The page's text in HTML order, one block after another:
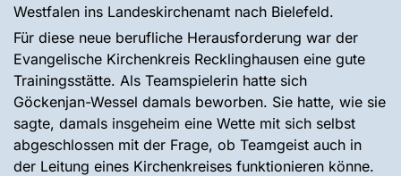
Westfalen ins Landeskirchenamt nach Bielefeld.
Für diese neue berufliche Herausforderung war der
Evangelische Kirchenkreis Recklinghausen eine gute
Trainingsstätte. Als Teamspielerin hatte sich
Göckenjan-Wessel damals beworben. Sie hatte, wie sie
sagte, damals insgeheim eine Wette mit sich selbst
abgeschlossen mit der Frage, ob Teamgeist auch in
der Leitung eines Kirchenkreises funktionieren könne.